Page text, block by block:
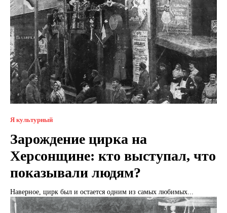
Я культурный
Зарождение цирка на
Херсонщине: кто выступал, что
показывали людям?
Наверное, цирк был и остается одним из самых любимых...